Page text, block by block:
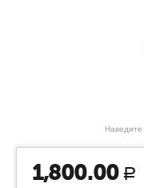
Наведите
1,800.00 Р